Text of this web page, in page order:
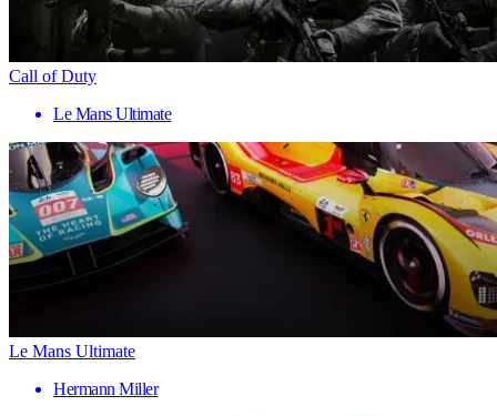
Call of Duty
Le Mans Ultimate
Le Mans Ultimate
Hermann Miller